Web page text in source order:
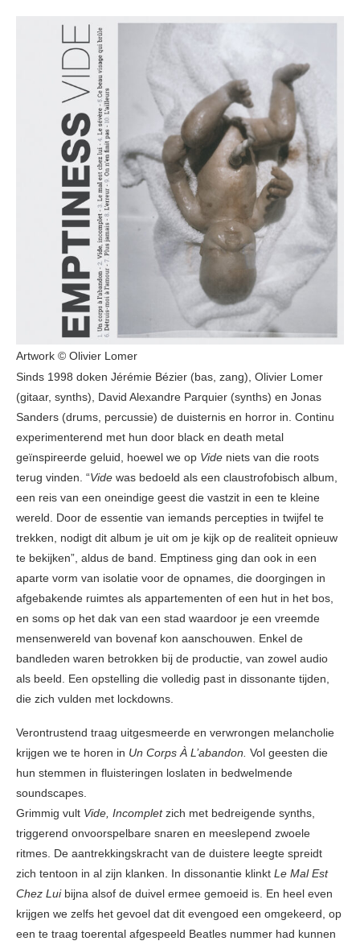
Artwork © Olivier Lomer
Sinds 1998 doken Jérémie Bézier (bas, zang), Olivier Lomer
(gitaar, synths), David Alexandre Parquier (synths) en Jonas
Sanders (drums, percussie) de duisternis en horror in. Continu
experimenterend met hun door black en death metal
geïnspireerde geluid, hoewel we op Vide niets van die roots
terug vinden. “Vide was bedoeld als een claustrofobisch album,
een reis van een oneindige geest die vastzit in een te kleine
wereld. Door de essentie van iemands percepties in twijfel te
trekken, nodigt dit album je uit om je kijk op de realiteit opnieuw
te bekijken”, aldus de band. Emptiness ging dan ook in een
aparte vorm van isolatie voor de opnames, die doorgingen in
afgebakende ruimtes als appartementen of een hut in het bos,
en soms op het dak van een stad waardoor je een vreemde
mensenwereld van bovenaf kon aanschouwen. Enkel de
bandleden waren betrokken bij de productie, van zowel audio
als beeld. Een opstelling die volledig past in dissonante tijden,
die zich vulden met lockdowns.
Verontrustend traag uitgesmeerde en verwrongen melancholie
krijgen we te horen in Un Corps À L’abandon. Vol geesten die
hun stemmen in fluisteringen loslaten in bedwelmende
soundscapes.
Grimmig vult Vide, Incompletzich met bedreigende synths,
triggerend onvoorspelbare snaren en meeslepend zwoele
ritmes. De aantrekkingskracht van de duistere leegte spreidt
zich tentoon in al zijn klanken. In dissonantie klinkt Le Mal Est
Chez Lui bijna alsof de duivel ermee gemoeid is. En heel even
krijgen we zelfs het gevoel dat dit evengoed een omgekeerd, op
een te traag toerental afgespeeld Beatles nummer had kunnen